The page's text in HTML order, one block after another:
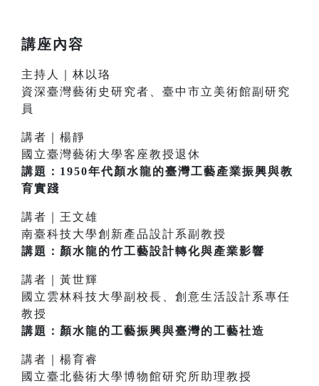
講座內容
主持人｜林以珞
資深臺灣藝術史研究者、臺中市立美術館副研究
員
講者｜楊靜
國立臺灣藝術大學客座教授退休
講題：1950年代顏水龍的臺灣工藝產業振興與教
育實踐
講者｜王文雄
南臺科技大學創新產品設計系副教授
講題：顏水龍的竹工藝設計轉化與產業影響
講者｜黃世輝
國立雲林科技大學副校長、創意生活設計系專任
教授
講題：顏水龍的工藝振興與臺灣的工藝社造
講者｜楊育睿
國立臺北藝術大學博物館研究所助理教授